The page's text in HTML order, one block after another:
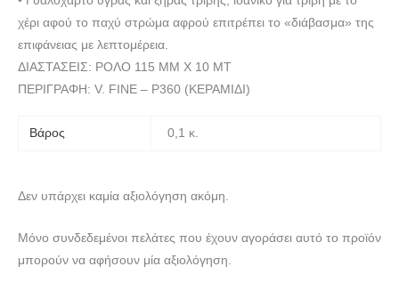
χέρι αφού το παχύ στρώμα αφρού επιτρέπει το «διάβασμα» της
επιφάνειας με λεπτομέρεια.
ΔΙΑΣΤΑΣΕΙΣ: ΡΟΛΟ 115 MM X 10 ΜΤ
ΠΕΡΙΓΡΑΦΗ: V. FINE – P360 (ΚΕΡΑΜΙΔΙ)
Βάρος 0,1 κ.
Δεν υπάρχει καμία αξιολόγηση ακόμη.
Μόνο συνδεδεμένοι πελάτες που έχουν αγοράσει αυτό το προϊόν
μπορούν να αφήσουν μία αξιολόγηση.